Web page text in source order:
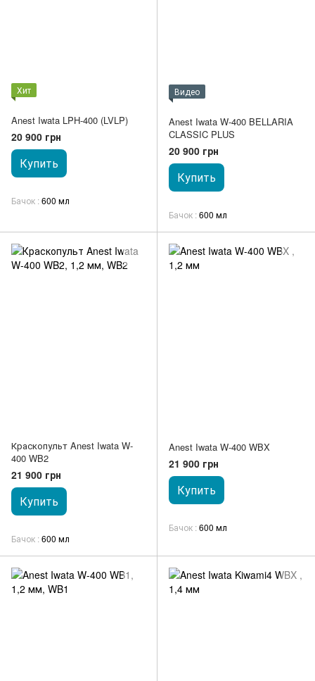
Хит
Anest Iwata LPH-400 (LVLP)
20 900 грн
Купить
Бачок 600 мл
Видео
Anest Iwata W-400 BELLARIA
CLASSIC PLUS
20 900 грн
Купить
Бачок 600 мл
Краскопульт Anest Iwata W-
400 WB2
21 900 грн
Купить
Бачок 600 мл
Anest Iwata W-400 WBX
21 900 грн
Купить
Бачок 600 мл